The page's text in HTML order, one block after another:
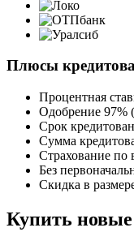
Плюсы
Процентная
Одобрение 97%
Срок
Сумма
Страхование по
Без
Скидка в
Купить